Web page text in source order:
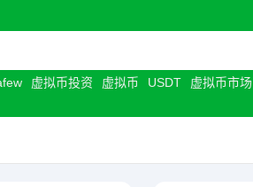
虚拟币投资 虚拟币 USDT 虚拟币市场